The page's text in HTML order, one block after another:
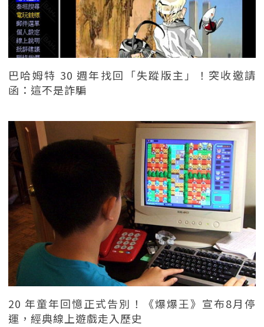
巴哈姆特 30 週年找回「失蹤版主」！突收邀請
函：這不是詐騙
20 年童年回憶正式告別！《爆爆王》宣布8月停
運，經典線上遊戲走入歷史